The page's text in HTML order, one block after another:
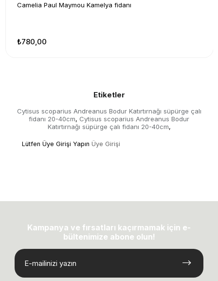
Camelia Paul Maymou Kamelya fidanı
₺780,00
Etiketler
Cytisus scoparius Andreanus Bodur Katırtırnağı süpürge çalı
fidanı 20-40cm, Cytisus scoparius Andreanus Bodur
Katırtırnağı süpürge çalı fidanı 20-40cm,
Lütfen Üye Girişi Yapın Üye Girişi
Kampanya ve fırsatları kaçırmamak için e-
bültenimize abone olun!